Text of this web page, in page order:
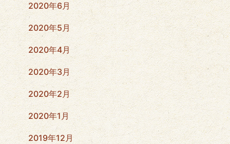
2020年6月
2020年5月
2020年4月
2020年3月
2020年2月
2020年1月
2019年12月